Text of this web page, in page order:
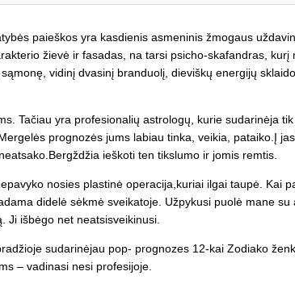
paieškos yra kasdienis asmeninis žmogaus
žievė ir fasadas, na tarsi psicho-skafandras,
vidinį dvasinį branduolį, dieviškų energijų
Tačiau yra profesionalių astrologų, kurie sudarinėja
prognozės jums labiau tinka, veikia, pataiko.Į
ieškoti ten tikslumo ir jomis remtis.
nosies plastinė operacija,kuriai ilgai taupė. Kai
didelė sėkmė sveikatoje. Užpykusi puolė mane
Ji išbėgo net neatsisveikinusi.
sudarinėjau pop- prognozes 12-kai Zodiako
– vadinasi nesi profesijoje.